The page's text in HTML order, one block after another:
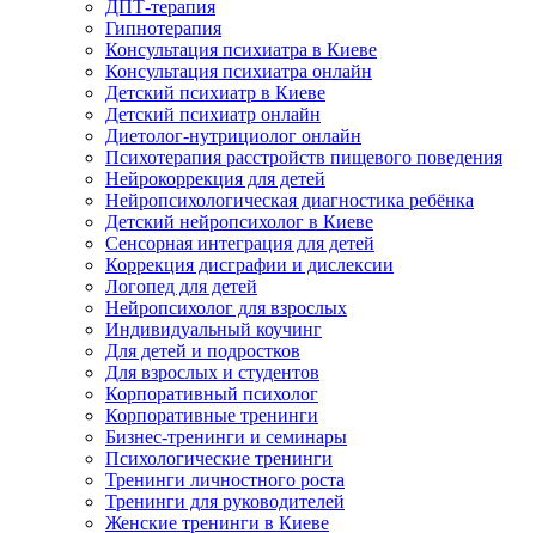
ДПТ-терапия
Гипнотерапия
Консультация психиатра в Киеве
Консультация психиатра онлайн
Детский психиатр в Киеве
Детский психиатр онлайн
Диетолог-нутрициолог онлайн
Психотерапия расстройств пищевого поведения
Нейрокоррекция для детей
Нейропсихологическая диагностика ребёнка
Детский нейропсихолог в Киеве
Сенсорная интеграция для детей
Коррекция дисграфии и дислексии
Логопед для детей
Нейропсихолог для взрослых
Индивидуальный коучинг
Для детей и подростков
Для взрослых и студентов
Корпоративный психолог
Корпоративные тренинги
Бизнес-тренинги и семинары
Психологические тренинги
Тренинги личностного роста
Тренинги для руководителей
Женские тренинги в Киеве